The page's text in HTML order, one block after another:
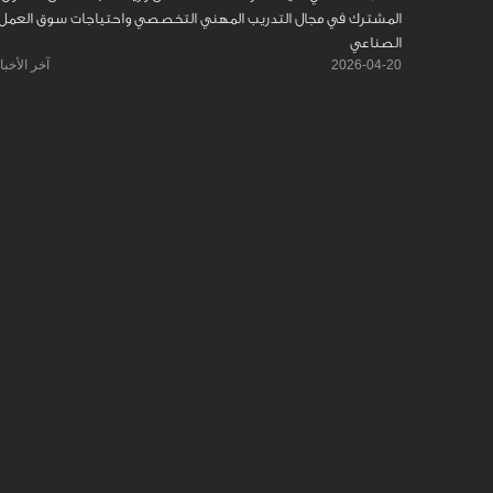
المشترك في مجال التدريب المهني التخصصي واحتياجات سوق
الصناعي
2026-04-20 آخر